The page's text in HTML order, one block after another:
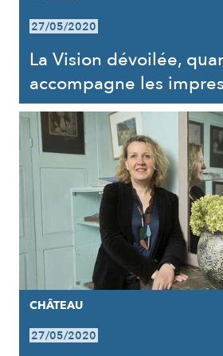
27/05/2020
La Vision dévoilée,
accompagne les
CHÂTEAU
27/05/2020